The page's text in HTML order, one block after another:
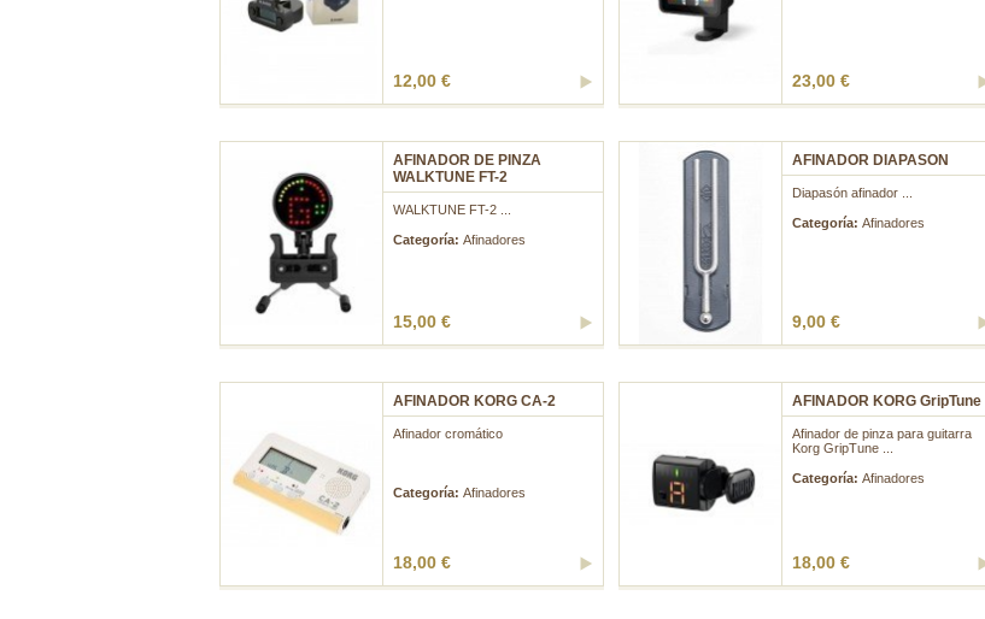
12,00 € 23,00 €
AFINADOR DE PINZA
WALKTUNE FT-2
WALKTUNE FT-2 ...
Categoría: Afinadores
15,00 €
AFINADOR DIAPASON
Diapasón afinador ...
Categoría: Afinadores
9,00 €
AFINADOR KORG CA-2
Afinador cromático
Categoría: Afinadores
18,00 €
AFINADOR KORG GripTune
Afinador de pinza para guitarra
Korg GripTune ...
Categoría: Afinadores
18,00 €